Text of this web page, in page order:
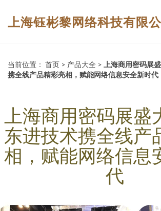
上海钰彬黎网络科技有限
当前位置： 首页 > 产品大全 >
上海商用密码展
携全线产品精彩亮相，赋能网络信息安全新时代
上海商用密码展盛
东进技术携全线产
相，赋能网络信息
代